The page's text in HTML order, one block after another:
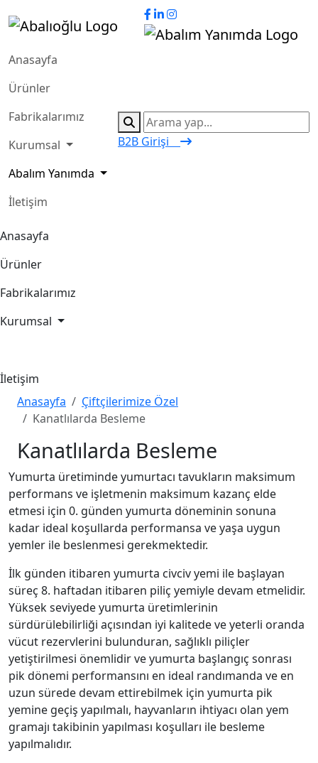
Anasayfa
Ürünler
Fabrikalarımız
Kurumsal
Abalım Yanımda
İletişim
B2B Girişi
Anasayfa
Ürünler
Fabrikalarımız
Kurumsal
İletişim
Anasayfa
Çiftçilerimize Özel
Kanatlılarda Besleme
Kanatlılarda Besleme
Yumurta üretiminde yumurtacı tavukların maksimum
performans ve işletmenin maksimum kazanç elde
etmesi için 0. günden yumurta döneminin sonuna
kadar ideal koşullarda performansa ve yaşa uygun
yemler ile beslenmesi gerekmektedir.
İlk günden itibaren yumurta civciv yemi ile başlayan
süreç 8. haftadan itibaren piliç yemiyle devam etmelidir.
Yüksek seviyede yumurta üretimlerinin
sürdürülebilirliği açısından iyi kalitede ve yeterli oranda
vücut rezervlerini bulunduran, sağlıklı piliçler
yetiştirilmesi önemlidir ve yumurta başlangıç sonrası
pik dönemi performansını en ideal randımanda ve en
uzun sürede devam ettirebilmek için yumurta pik
yemine geçiş yapılmalı, hayvanların ihtiyacı olan yem
gramajı takibinin yapılması koşulları ile besleme
yapılmalıdır.